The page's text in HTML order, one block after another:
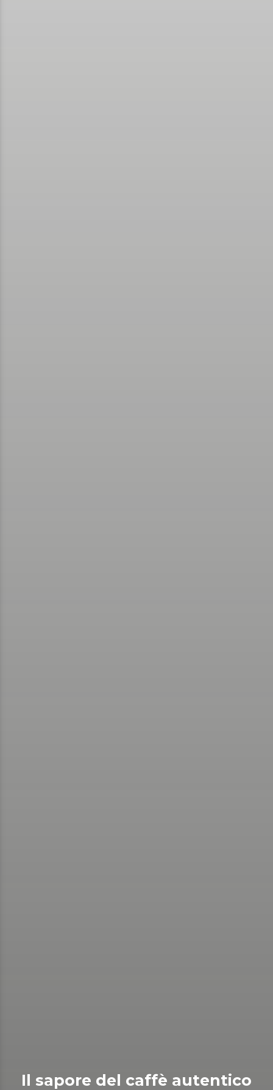
Il sapore del caffè autentico